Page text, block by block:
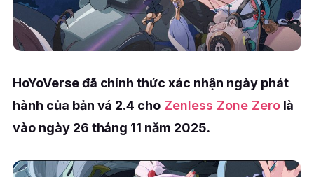
HoYoVerse đã chính thức xác nhận ngày phát
hành của bản vá 2.4 cho Zenless Zone Zerolà
vào ngày 26 tháng 11 năm 2025.